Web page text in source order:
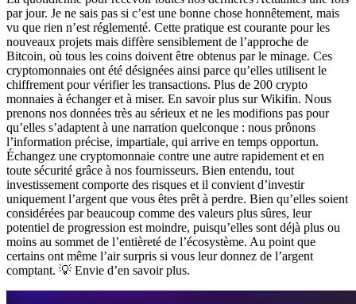
par jour. Je ne sais pas si c’est une bonne chose honnêtement, mais
vu que rien n’est réglementé. Cette pratique est courante pour les
nouveaux projets mais diffère sensiblement de l’approche de
Bitcoin, où tous les coins doivent être obtenus par le minage. Ces
cryptomonnaies ont été désignées ainsi parce qu’elles utilisent le
chiffrement pour vérifier les transactions. Plus de 200 crypto
monnaies à échanger et à miser. En savoir plus sur Wikifin. Nous
prenons nos données très au sérieux et ne les modifions pas pour
qu’elles s’adaptent à une narration quelconque : nous prônons
l’information précise, impartiale, qui arrive en temps opportun.
Échangez une cryptomonnaie contre une autre rapidement et en
toute sécurité grâce à nos fournisseurs. Bien entendu, tout
investissement comporte des risques et il convient d’investir
uniquement l’argent que vous êtes prêt à perdre. Bien qu’elles soient
considérées par beaucoup comme des valeurs plus sûres, leur
potentiel de progression est moindre, puisqu’elles sont déjà plus ou
moins au sommet de l’entièreté de l’écosystème. Au point que
certains ont même l’air surpris si vous leur donnez de l’argent
comptant. 💡 Envie d’en savoir plus.